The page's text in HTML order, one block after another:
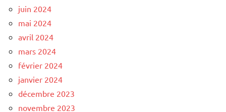
juin 2024
mai 2024
avril 2024
mars 2024
février 2024
janvier 2024
décembre 2023
novembre 2023